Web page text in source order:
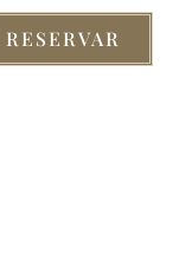
RESERVAR
RESERVAR